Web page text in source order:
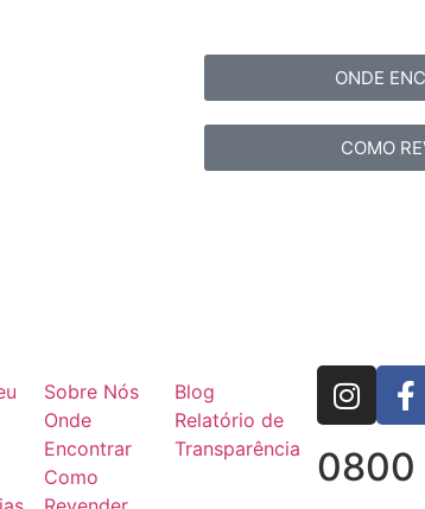
ONDE
COMO
Sobre Nós
Onde
Encontrar
Como
Blog
Relatório de
Transparência
0800